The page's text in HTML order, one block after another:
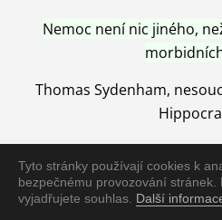
Tyto stránky používají cookies k
bezpečnému provozování
vyjadřujete souhlas. Další
Nemoc není nic jiného,
Thomas Sydenham,
Nemoc je vyléčena jen